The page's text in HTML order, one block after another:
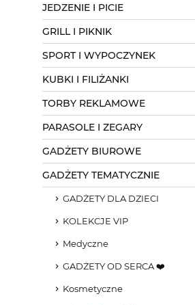
JEDZENIE I PICIE
GRILL I PIKNIK
SPORT I WYPOCZYNEK
KUBKI I FILIŻANKI
TORBY REKLAMOWE
PARASOLE I ZEGARY
GADŻETY BIUROWE
GADŻETY TEMATYCZNIE
GADŻETY DLA DZIECI
KOLEKCJE VIP
Medyczne
GADŻETY OD SERCA ❤️
Kosmetyczne